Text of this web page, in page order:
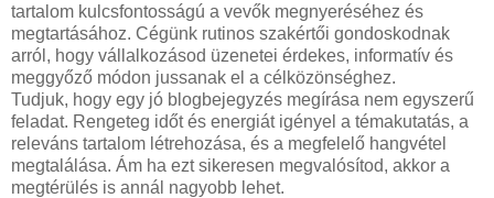
tartalom kulcsfontosságú a vevők megnyeréséhez és
megtartásához. Cégünk rutinos szakértői gondoskodnak
arról, hogy vállalkozásod üzenetei érdekes, informatív és
meggyőző módon jussanak el a célközönséghez.
Tudjuk, hogy egy jó blogbejegyzés megírása nem egyszerű
feladat. Rengeteg időt és energiát igényel a témakutatás, a
releváns tartalom létrehozása, és a megfelelő hangvétel
megtalálása. Ám ha ezt sikeresen megvalósítod, akkor a
megtérülés is annál nagyobb lehet.